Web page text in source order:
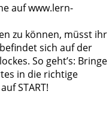
auf www.lern-
zu können, müsst ihr
sich auf der
So geht’s: Bringe
in die richtige
START!